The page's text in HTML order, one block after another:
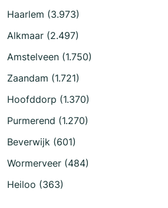
Haarlem (3.973)
Alkmaar (2.497)
Amstelveen (1.750)
Zaandam (1.721)
Hoofddorp (1.370)
Purmerend (1.270)
Beverwijk (601)
Wormerveer (484)
Heiloo (363)